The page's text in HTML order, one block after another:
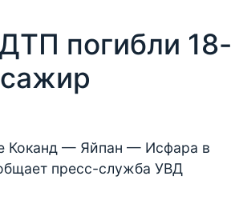
погибли 18-
Коканд — Яйпан — Исфара в
пресс-служба УВД